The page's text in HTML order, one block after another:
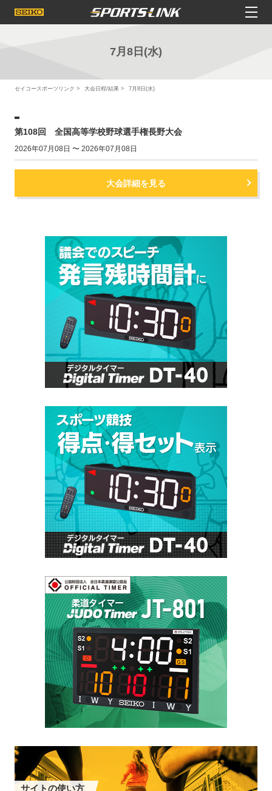
7月8日(水)
セイコースポーツリンク 大会日程/結果 7月8日(水)
第108回 全国高等学校野球選手権長野大会
2026年07月08日 〜 2026年07月08日
大会詳細を見る
サイトの使い方